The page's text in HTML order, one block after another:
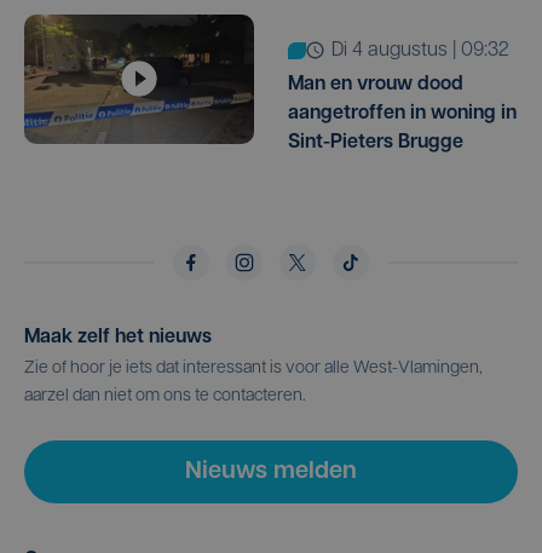
di 4 augustus | 09:32
Man en vrouw dood
aangetroffen in woning in
Sint-Pieters Brugge
Maak zelf het nieuws
Zie of hoor je iets dat interessant is voor alle West-Vlamingen,
aarzel dan niet om ons te contacteren.
Nieuws melden